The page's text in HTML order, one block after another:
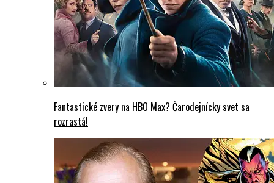
Fantastické zvery na HBO Max? Čarodejnícky svet sa
rozrastá!